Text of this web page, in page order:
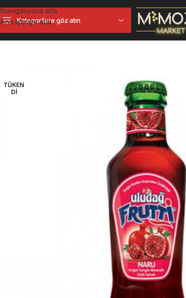
Navigasyona atla
Ana içeriğe atla
Kategorilere göz atın
TÜKEN
DI